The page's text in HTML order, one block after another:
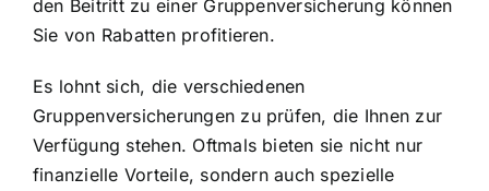
den Beitritt zu einer Gruppenversicherung können
Sie von Rabatten profitieren.
Es lohnt sich, die verschiedenen
Gruppenversicherungen zu prüfen, die Ihnen zur
Verfügung stehen. Oftmals bieten sie nicht nur
finanzielle Vorteile, sondern auch spezielle